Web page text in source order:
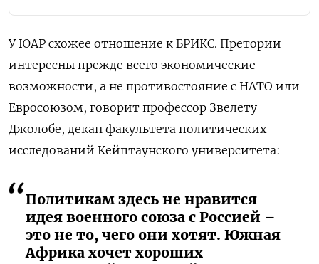
У ЮАР схожее отношение к БРИКС. Претории
интересны прежде всего экономические
возможности, а не противостояние с НАТО или
Евросоюзом, говорит профессор Звелету
Джолобе, декан факультета политических
исследований Кейптаунского университета:
Политикам здесь не нравится
идея военного союза с Россией –
это не то, чего они хотят. Южная
Африка хочет хороших